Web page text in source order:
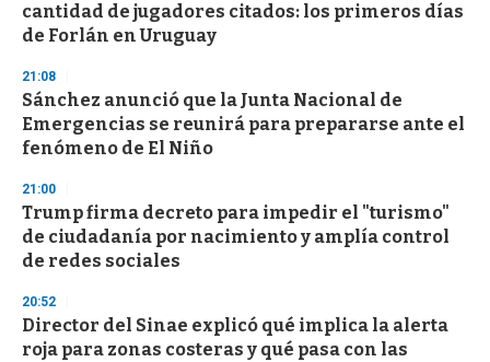
c
o
d
s
cantidad de jugadores citados: los primeros días
de Forlán en Uruguay
21:08
Sánchez anunció que la Junta Nacional de
Emergencias se reunirá para prepararse ante el
fenómeno de El Niño
21:00
Trump firma decreto para impedir el "turismo"
de ciudadanía por nacimiento y amplía control
de redes sociales
20:52
Director del Sinae explicó qué implica la alerta
roja para zonas costeras y qué pasa con las